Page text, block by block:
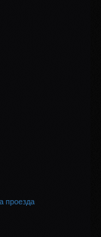
проезда